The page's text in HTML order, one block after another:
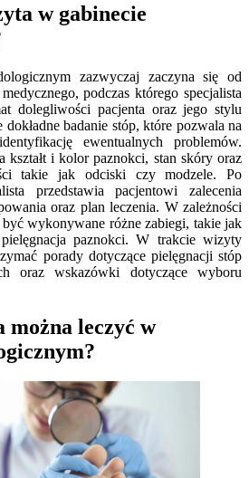
w gabinecie
zazwyczaj zaczyna się od
podczas którego specjalista
dolegliwości pacjenta oraz jego stylu
badanie stóp, które pozwala na
ewentualnych problemów.
kształt i kolor paznokci, stan skóry oraz
takie jak odciski czy modzele. Po
przedstawia pacjentowi zalecenia
oraz plan leczenia. W zależności
wykonywane różne zabiegi, takie jak
paznokci. W trakcie wizyty
porady dotyczące pielęgnacji stóp
oraz wskazówki dotyczące wyboru
można leczyć w